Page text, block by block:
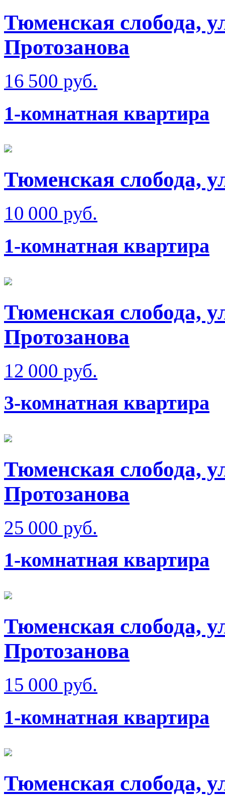
Тюменская слобода,
Протозанова
16 500 руб.
1-комнатная квартира
Тюменская слобода,
10 000 руб.
1-комнатная квартира
Тюменская слобода,
Протозанова
12 000 руб.
3-комнатная квартира
Тюменская слобода,
Протозанова
25 000 руб.
1-комнатная квартира
Тюменская слобода,
Протозанова
15 000 руб.
1-комнатная квартира
Тюменская слобода,